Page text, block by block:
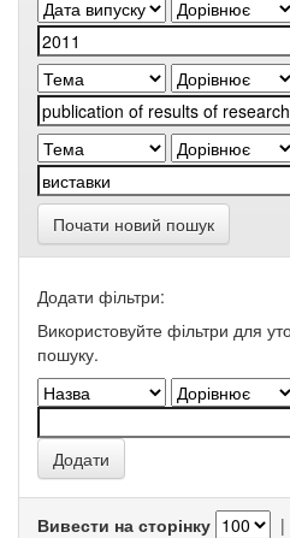
Почати новий пошук
Додати фільтри:
Використовуйте фільтри для
пошуку.
Вивести на сторінку |